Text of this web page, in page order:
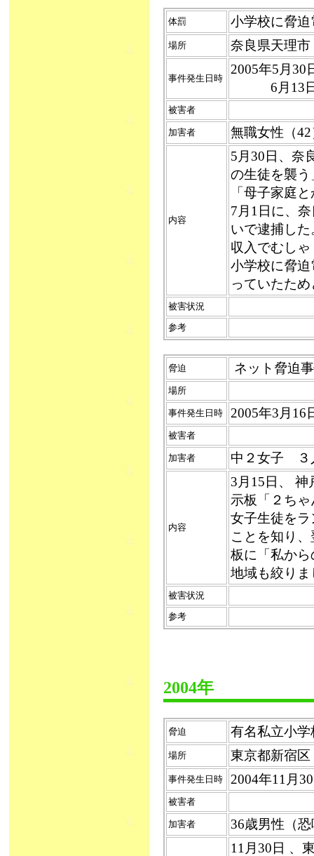
体罰 小学校に脅迫
場所 奈良県天理
事件発生日時
2005年5月
6月13日
被害者
加害者 無職女性（
内容
5月30日、奈
の生徒を襲
「母子家庭
7月1日に、
いで逮捕し
収入でむし
小学校に脅
っていたた
被害状況
参考
脅迫 ネット脅迫
場所
事件発生日時 2005年3月16
被害者
加害者 中２女子 ３
内容
3月15日、
示板「２ち
女子生徒を
ことを知り
板に「私か
地域も絞り
被害状況
参考
2004年
脅迫 有名私立小
場所 東京都新宿
事件発生日時 2004年11月
被害者
加害者 36歳男性（
11月30日 、